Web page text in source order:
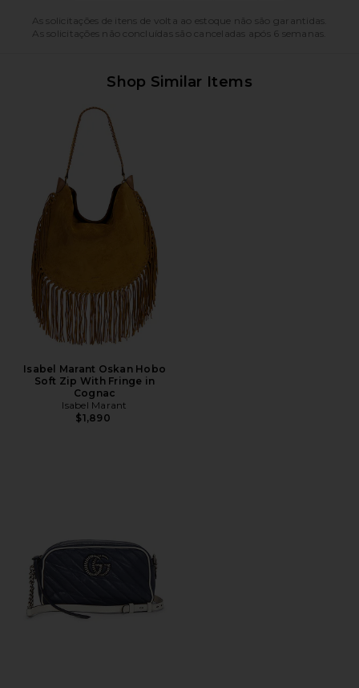
As solicitações de itens de volta ao estoque não são garantidas.
As solicitações não concluídas são canceladas após 6 semanas.
Shop Similar Items
Isabel Marant Oskan Hobo
Soft Zip With Fringe in
Cognac
Isabel Marant
$1,890